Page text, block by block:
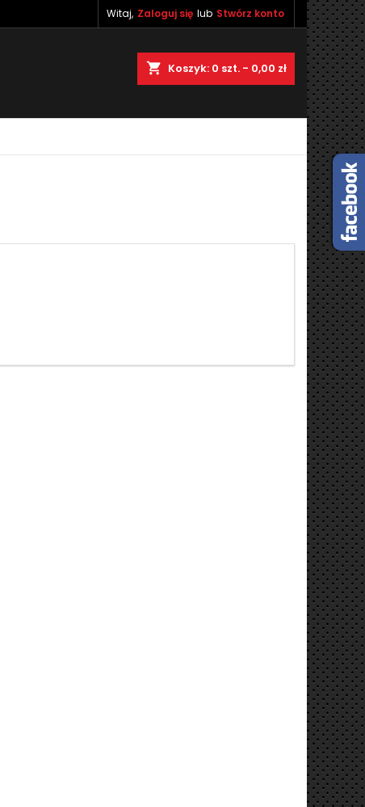
Witaj, Zaloguj się lub Stwórz konto
shopping_cart Koszyk: 0 szt. - 0,00 zł